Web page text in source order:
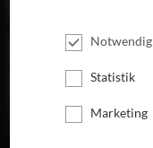
Notwendig
Statistik
Marketing